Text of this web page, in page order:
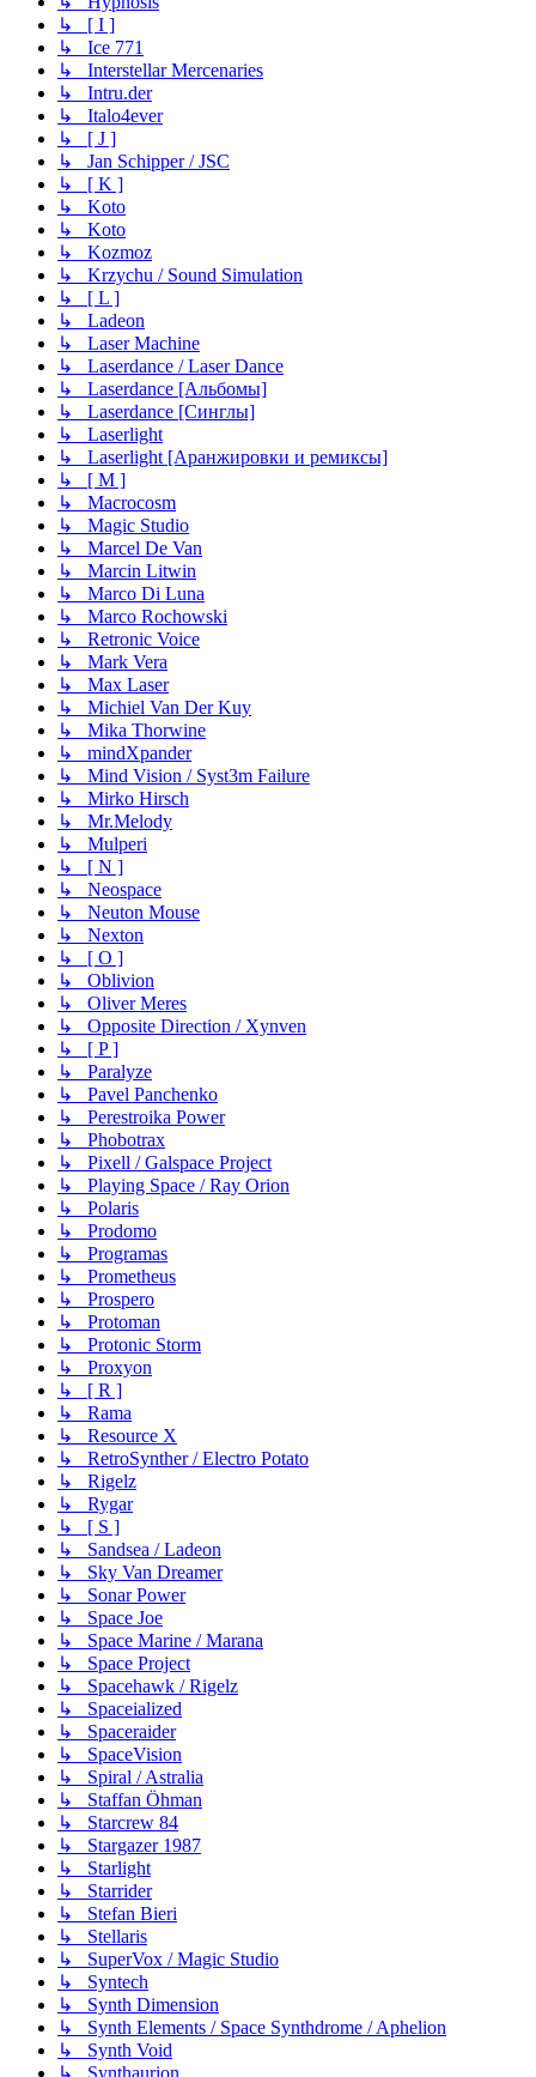
↳ [ I ]
↳ Ice 771
↳ Interstellar Mercenaries
↳ Intru.der
↳ Italo4ever
↳ [ J ]
↳ Jan Schipper / JSC
↳ [ K ]
↳ Koto
↳ Koto
↳ Kozmoz
↳ Krzychu / Sound Simulation
↳ [ L ]
↳ Ladeon
↳ Laser Machine
↳ Laserdance / Laser Dance
↳ Laserdance [Альбомы]
↳ Laserdance [Синглы]
↳ Laserlight
↳ Laserlight [Аранжировки и ремиксы]
↳ [ M ]
↳ Macrocosm
↳ Magic Studio
↳ Marcel De Van
↳ Marcin Litwin
↳ Marco Di Luna
↳ Marco Rochowski
↳ Retronic Voice
↳ Mark Vera
↳ Max Laser
↳ Michiel Van Der Kuy
↳ Mika Thorwine
↳ mindXpander
↳ Mind Vision / Syst3m Failure
↳ Mirko Hirsch
↳ Mr.Melody
↳ Mulperi
↳ [ N ]
↳ Neospace
↳ Neuton Mouse
↳ Nexton
↳ [ O ]
↳ Oblivion
↳ Oliver Meres
↳ Opposite Direction / Xynven
↳ [ P ]
↳ Paralyze
↳ Pavel Panchenko
↳ Perestroika Power
↳ Phobotrax
↳ Pixell / Galspace Project
↳ Playing Space / Ray Orion
↳ Polaris
↳ Prodomo
↳ Programas
↳ Prometheus
↳ Prospero
↳ Protoman
↳ Protonic Storm
↳ Proxyon
↳ [ R ]
↳ Rama
↳ Resource X
↳ RetroSynther / Electro Potato
↳ Rigelz
↳ Rygar
↳ [ S ]
↳ Sandsea / Ladeon
↳ Sky Van Dreamer
↳ Sonar Power
↳ Space Joe
↳ Space Marine / Marana
↳ Space Project
↳ Spacehawk / Rigelz
↳ Spaceialized
↳ Spaceraider
↳ SpaceVision
↳ Spiral / Astralia
↳ Staffan Öhman
↳ Starcrew 84
↳ Stargazer 1987
↳ Starlight
↳ Starrider
↳ Stefan Bieri
↳ Stellaris
↳ SuperVox / Magic Studio
↳ Syntech
↳ Synth Dimension
↳ Synth Elements / Space Synthdrome / Aphelion
↳ Synth Void
↳ Synthaurion